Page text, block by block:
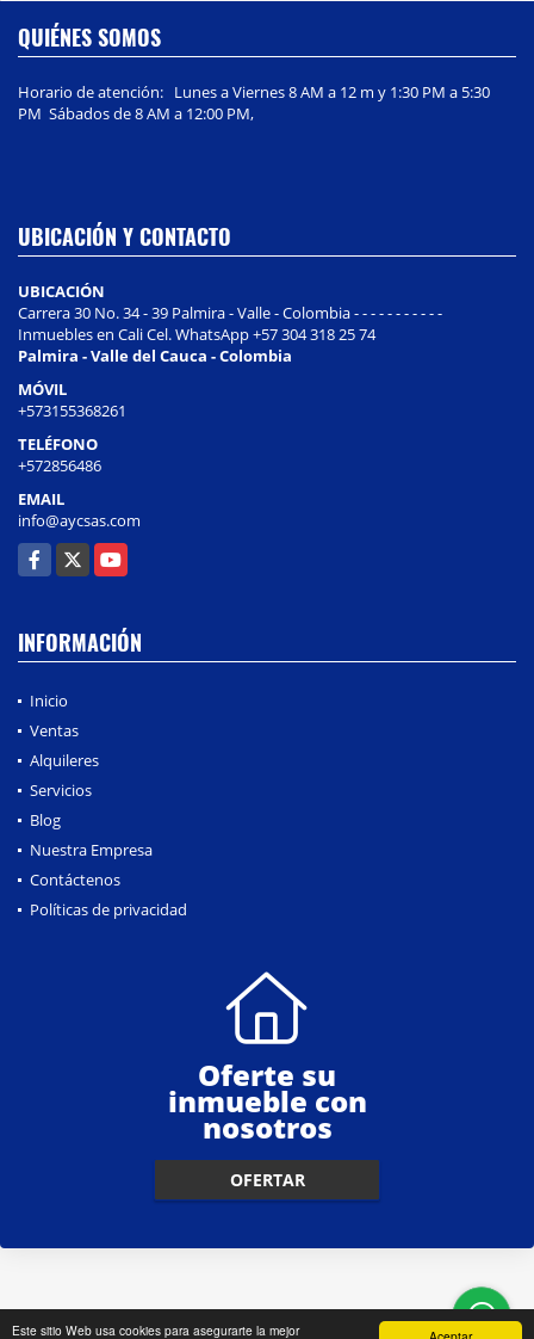
Este sitio Web usa cookies para asegurarte la mejor
QUIÉNES SOMOS
Horario de atención: Lunes a Viernes 8 AM a 12 m y 1:30 PM a 5:30
PM Sábados de 8 AM a 12:00 PM,
UBICACIÓN Y CONTACTO
UBICACIÓN
Carrera 30 No. 34 - 39 Palmira - Valle - Colombia - - - - - - - - - - -
Inmuebles en Cali Cel. WhatsApp +57 304 318 25 74
Palmira - Valle del Cauca - Colombia
MÓVIL
+573155368261
TELÉFONO
+572856486
EMAIL
info@aycsas.com
Facebook
X YouTube
INFORMACIÓN
Inicio
Ventas
Alquileres
Servicios
Blog
Nuestra Empresa
Contáctenos
Políticas de privacidad
Oferte su
inmueble con
nosotros
OFERTAR